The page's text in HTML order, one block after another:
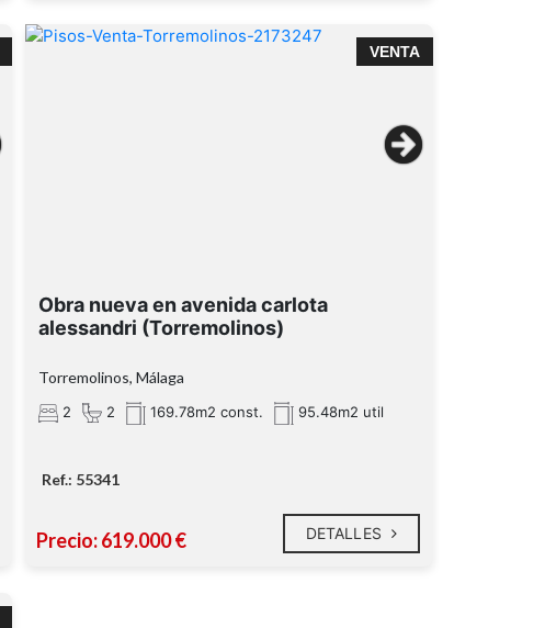
VENTA
Obra nueva en avenida carlota
alessandri (Torremolinos)
Torremolinos, Málaga
2 2 169.78m2 const. 95.48m2 util
Ref.: 55341
Precio: 619.000 € DETALLES